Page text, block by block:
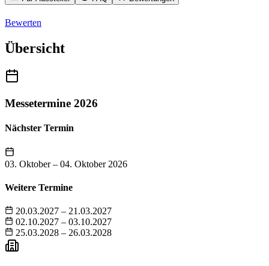
Bewerten
Übersicht
Messetermine 2026
Nächster Termin
03. Oktober – 04. Oktober 2026
Weitere Termine
20.03.2027 – 21.03.2027
02.10.2027 – 03.10.2027
25.03.2028 – 26.03.2028